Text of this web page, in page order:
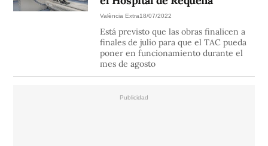
València Extra18/07/2022
Está previsto que las obras finalicen a
finales de julio para que el TAC pueda
poner en funcionamiento durante el
mes de agosto